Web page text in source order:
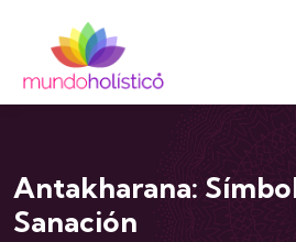
Antakharana:
Sanación